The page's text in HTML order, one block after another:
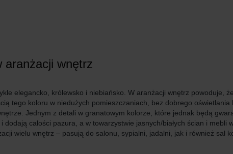
aranżacji wnętrz
elegancko, królewsko i niebiańsko. W aranżacji wnętrz powoduje,
tego koloru w niedużych pomieszczaniach, bez dobrego
Jednym z detali w granatowym kolorze, które jednak będą
dodają całości pazura, a w towarzystwie jasnych/białych ścian i
wielu wnętrz – pasują do salonu, sypialni, jadalni, jak i również sal